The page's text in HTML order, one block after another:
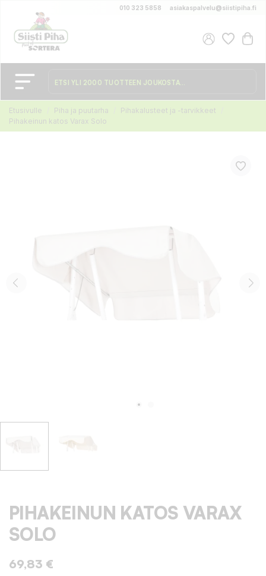
010 323 5858 asiakaspalvelu@siistipiha.fi
Etusivulle Piha ja puutarha
Pihakalusteet ja -tarvikkeet
Pihakeinun katos Varax Solo
PIHAKEINUN KATOS VARAX
SOLO
69,83 €